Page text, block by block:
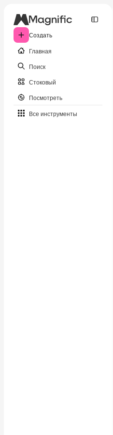
Создать
Главная
Поиск
Стоковый
Посмотреть
Все инструменты